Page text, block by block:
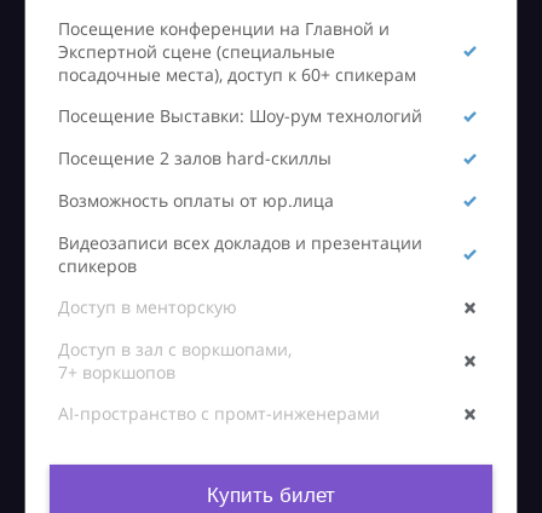
Посещение конференции на Главной и
Экспертной сцене (специальные
посадочные места), доступ к 60+ спикерам
Посещение Выставки: Шоу-рум технологий
Посещение 2 залов hard-скиллы
Возможность оплаты от юр.лица
Видеозаписи всех докладов и презентации
спикеров
Доступ в менторскую
Доступ в зал с воркшопами,
7+ воркшопов
AI-пространство с промт-инженерами
Купить билет